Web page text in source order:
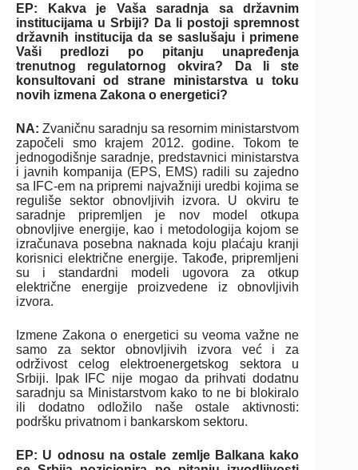
EP: Kakva je Vaša saradnja sa državnim
institucijama u Srbiji? Da li postoji spremnost
državnih institucija da se saslušaju i primene
Vaši predlozi po pitanju unapređenja
trenutnog regulatornog okvira? Da li ste
konsultovani od strane ministarstva u toku
novih izmena Zakona o energetici?
NA:Zvaničnu saradnju sa resornim ministarstvom
započeli smo krajem 2012. godine. Tokom te
jednogodišnje saradnje, predstavnici ministarstva
i javnih kompanija (EPS, EMS) radili su zajedno
sa IFC-em na pripremi najvažniji uredbi kojima se
reguliše sektor obnovljivih izvora. U okviru te
saradnje pripremljen je nov model otkupa
obnovljive energije, kao i metodologija kojom se
izračunava posebna naknada koju plaćaju kranji
korisnici električne energije. Takođe, pripremljeni
su i standardni modeli ugovora za otkup
električne energije proizvedene iz obnovljivih
izvora.
Izmene Zakona o energetici su veoma važne ne
samo za sektor obnovljivih izvora već i za
održivost celog elektroenergetskog sektora u
Srbiji. Ipak IFC nije mogao da prihvati dodatnu
saradnju sa Ministarstvom kako to ne bi blokiralo
ili dodatno odložilo naše ostale aktivnosti:
podršku privatnom i bankarskom sektoru.
EP: U odnosu na ostale zemlje Balkana kako